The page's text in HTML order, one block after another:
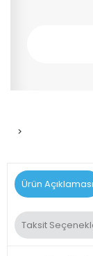
>
Ürün Açıklaması
Taksit